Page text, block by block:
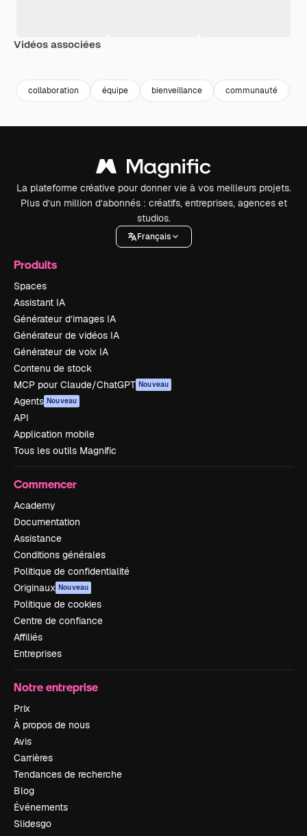
Vidéos associées
collaboration équipe bienveillance communauté
La plateforme créative pour donner vie à vos meilleurs projets.
Plus d’un million d’abonnés : créatifs, entreprises, agences et
studios.
Français
Produits
Spaces
Assistant IA
Générateur d’images IA
Générateur de vidéos IA
Générateur de voix IA
Contenu de stock
MCP pour Claude/ChatGPT Nouveau
Agents Nouveau
API
Application mobile
Tous les outils Magnific
Commencer
Academy
Documentation
Assistance
Conditions générales
Politique de confidentialité
Originaux Nouveau
Politique de cookies
Centre de confiance
Affiliés
Entreprises
Notre entreprise
Prix
À propos de nous
Avis
Carrières
Tendances de recherche
Blog
Événements
Slidesgo